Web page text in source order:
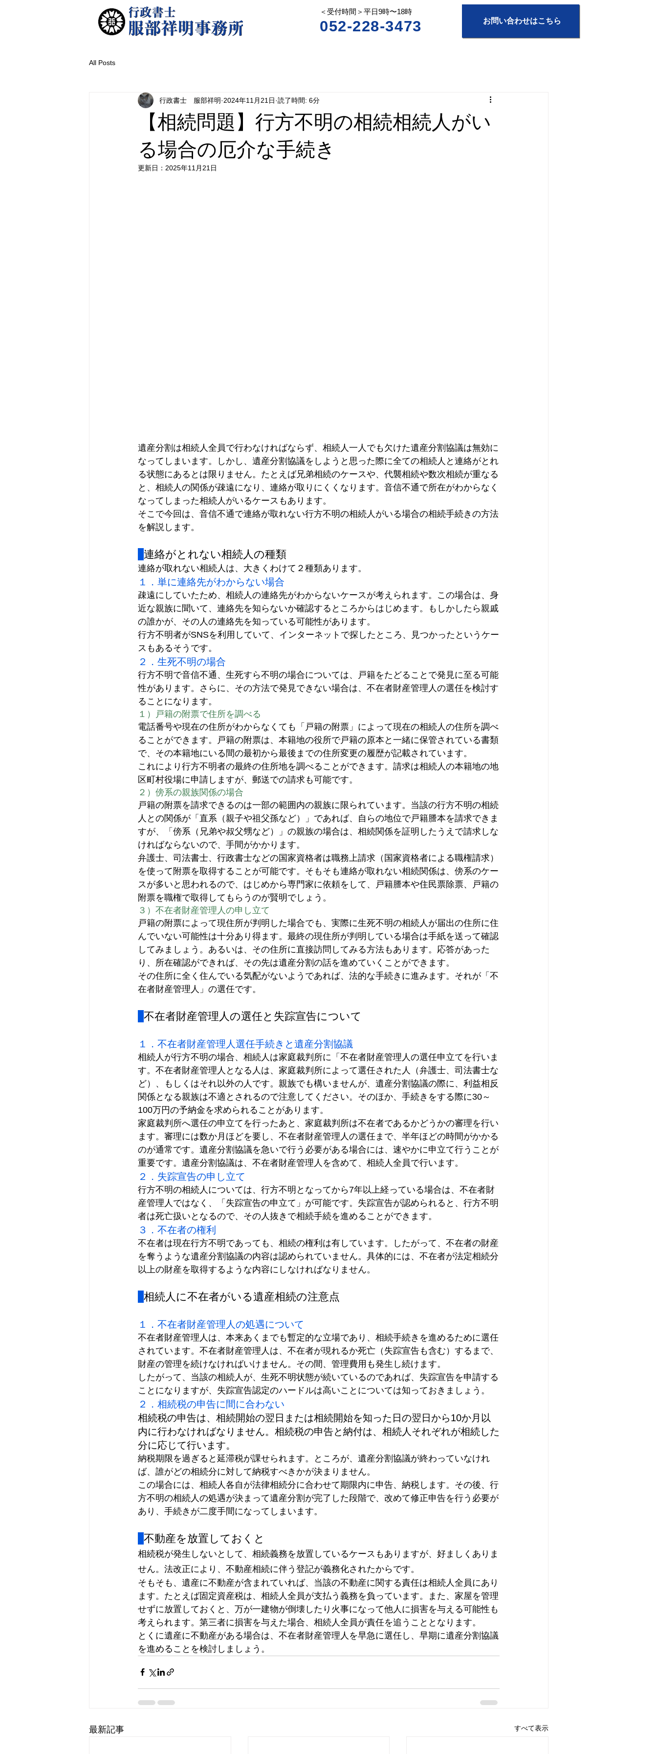
＜受付時間＞平日9時〜18時
052-228-3473 お問い合わせはこちら
All Posts
【相続問題】行方不明の相続相続人がい
る場合の厄介な手続き
行政書士 服部祥明 2024年11月21日 読了時間: 6分
更新日： 2025年11月21日
遺産分割は相続人全員で行わなければならず、相続人一人でも欠けた遺産分割協議は無効に
なってしまいます。しかし、遺産分割協議をしようと思った際に全ての相続人と連絡がとれ
る状態にあるとは限りません。たとえば兄弟相続のケースや、代襲相続や数次相続が重なる
と、相続人の関係が疎遠になり、連絡が取りにくくなります。音信不通で所在がわからなく
なってしまった相続人がいるケースもあります。
そこで今回は、音信不通で連絡が取れない行方不明の相続人がいる場合の相続手続きの方法
を解説します。
連絡がとれない相続人の種類
連絡が取れない相続人は、大きくわけて２種類あります。
１．単に連絡先がわからない場合
疎遠にしていたため、相続人の連絡先がわからないケースが考えられます。この場合は、身
近な親族に聞いて、連絡先を知らないか確認するところからはじめます。もしかしたら親戚
の誰かが、その人の連絡先を知っている可能性があります。
行方不明者がSNSを利用していて、インターネットで探したところ、見つかったというケー
スもあるそうです。
２．生死不明の場合
行方不明で音信不通、生死すら不明の場合については、戸籍をたどることで発見に至る可能
性があります。さらに、その方法で発見できない場合は、不在者財産管理人の選任を検討す
ることになります。
１）戸籍の附票で住所を調べる
電話番号や現在の住所がわからなくても「戸籍の附票」によって現在の相続人の住所を調べ
ることができます。戸籍の附票は、本籍地の役所で戸籍の原本と一緒に保管されている書類
で、その本籍地にいる間の最初から最後までの住所変更の履歴が記載されています。
これにより行方不明者の最終の住所地を調べることができます。請求は相続人の本籍地の地
区町村役場に申請しますが、郵送での請求も可能です。
２）傍系の親族関係の場合
戸籍の附票を請求できるのは一部の範囲内の親族に限られています。当該の行方不明の相続
人との関係が「直系（親子や祖父孫など）」であれば、自らの地位で戸籍謄本を請求できま
すが、「傍系（兄弟や叔父甥など）」の親族の場合は、相続関係を証明したうえで請求しな
ければならないので、手間がかかります。
弁護士、司法書士、行政書士などの国家資格者は職務上請求（国家資格者による職権請求）
を使って附票を取得することが可能です。そもそも連絡が取れない相続関係は、傍系のケー
スが多いと思われるので、はじめから専門家に依頼をして、戸籍謄本や住民票除票、戸籍の
附票を職権で取得してもらうのが賢明でしょう。
３）不在者財産管理人の申し立て
戸籍の附票によって現住所が判明した場合でも、実際に生死不明の相続人が届出の住所に住
んでいない可能性は十分あり得ます。最終の現住所が判明している場合は手紙を送って確認
してみましょう。あるいは、その住所に直接訪問してみる方法もあります。応答があった
り、所在確認ができれば、その先は遺産分割の話を進めていくことができます。
その住所に全く住んでいる気配がないようであれば、法的な手続きに進みます。それが「不
在者財産管理人」の選任です。
不在者財産管理人の選任と失踪宣告について
１．不在者財産管理人選任手続きと遺産分割協議
相続人が行方不明の場合、相続人は家庭裁判所に「不在者財産管理人の選任申立てを行いま
す。不在者財産管理人となる人は、家庭裁判所によって選任された人（弁護士、司法書士な
ど）、もしくはそれ以外の人です。親族でも構いませんが、遺産分割協議の際に、利益相反
関係となる親族は不適とされるので注意してください。そのほか、手続きをする際に30～
100万円の予納金を求められることがあります。
家庭裁判所へ選任の申立てを行ったあと、家庭裁判所は不在者であるかどうかの審理を行い
ます。審理には数か月ほどを要し、不在者財産管理人の選任まで、半年ほどの時間がかかる
のが通常です。遺産分割協議を急いで行う必要がある場合には、速やかに申立て行うことが
重要です。遺産分割協議は、不在者財産管理人を含めて、相続人全員で行います。
２．失踪宣告の申し立て
行方不明の相続人については、行方不明となってから7年以上経っている場合は、不在者財
産管理人ではなく、「失踪宣告の申立て」が可能です。失踪宣告が認められると、行方不明
者は死亡扱いとなるので、その人抜きで相続手続を進めることができます。
３．不在者の権利
不在者は現在行方不明であっても、相続の権利は有しています。したがって、不在者の財産
を奪うような遺産分割協議の内容は認められていません。具体的には、不在者が法定相続分
以上の財産を取得するような内容にしなければなりません。
相続人に不在者がいる遺産相続の注意点
１．不在者財産管理人の処遇について
不在者財産管理人は、本来あくまでも暫定的な立場であり、相続手続きを進めるために選任
されています。不在者財産管理人は、不在者が現れるか死亡（失踪宣告も含む）するまで、
財産の管理を続けなければいけません。その間、管理費用も発生し続けます。
したがって、当該の相続人が、生死不明状態が続いているのであれば、失踪宣告を申請する
ことになりますが、失踪宣告認定のハードルは高いことについては知っておきましょう。
２． 相続税の申告に間に合わない
相続税の申告は、相続開始の翌日 または相続開始を知った日の翌日から10か月以
内に行わなければなりません。相続税の申告と納付は、相続人それぞれが相続した
分に応じて行います。
納税期限を過ぎると延滞税が課せられます。ところが、遺産分割協議が終わっていなけれ
ば、誰がどの相続分に対して納税すべきかが決まりません。
この場合には、相続人各自が法律相続分に合わせて期限内に申告、納税します。その後、行
方不明の相続人の処遇が決まって遺産分割が完了した段階で、改めて修正申告を行う必要が
あり、手続きが二度手間になってしまいます。
不動産を放置しておくと
相続税が発生しないとして、相続義務を放置しているケースもありますが、好ましくありま
せん。法改正により、不動産相続に伴う登記が義務化されたからです。
そもそも、遺産に不動産が含まれていれば、当該の不動産に関する責任は相続人全員にあり
ます。たとえば固定資産税は、相続人全員が支払う義務を負っています。また、家屋を管理
せずに放置しておくと、万が一建物が倒壊したり火事になって他人に損害を与える可能性も
考えられます。第三者に損害を与えた場合、相続人全員が責任を追うこととなります。
とくに遺産に不動産がある場合は、不在者財産管理人を早急に選任し、早期に遺産分割協議
を進めることを検討しましょう。
最新記事 すべて表示